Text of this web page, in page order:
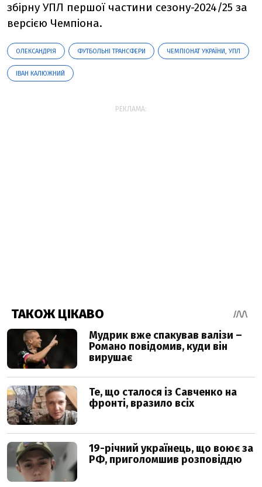
збірну УПЛ першої частини сезону-2024/25 за
версією Чемпіона.
ОЛЕКСАНДРІЯ ФУТБОЛЬНІ ТРАНСФЕРИ ЧЕМПІОНАТ УКРАЇНИ, УПЛ
ІВАН КАЛЮЖНИЙ
РЕКЛАМА: